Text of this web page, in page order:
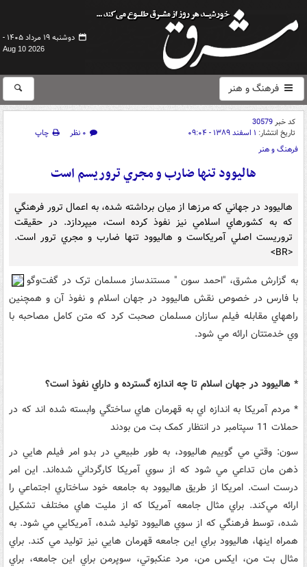
دوشنبه ۱۹ مرداد ۱۴۰۵ -
Aug 10 2026
فرهنگ و هنر
کد خبر30579
تاریخ انتشار: ۱ اسفند ۱۳۸۹ - ۰۹:۰۴ ۰ نظر
چاپ
فرهنگ و هنر
هاليوود تنها ضارب و مجري تروريسم است
هاليوود در جهاني که مرزها از ميان برداشته شده، به اعمال ترور فرهنگي
که به کشورهاي اسلامي نيز نفوذ کرده است، مي‏پردازد. در حقيقت
تروريست اصلي آمريکاست و هاليوود تنها ضارب و مجري ترور است.
<BR>
به گزارش مشرق، "احمد سون " مستندساز مسلمان ترک در گفت‌وگو
با فارس در خصوص نقش هاليوود در جهان اسلام و نفوذ آن و همچنين
راههاي مقابله فيلم سازان مسلمان صحبت کرد که متن کامل مصاحبه با
وي خدمتتان ارائه مي شود.
* هاليوود در جهان اسلام تا چه اندازه گسترده و داراي نفوذ است؟
* مردم آمريکا به اندازه اي به قهرمان هاي ساختگي وابسته شده اند که در
حملات 11 سپتامبر در انتظار کمک بت من بودند
سون: وقتي مي گوييم هاليوود، به طور طبيعي در بدو امر فيلم هايي در
ذهن مان تداعي مي شود که از سوي آمريکا کارگرداني شده‌اند. اين امر
درست است. امريکا از طريق هاليوود به جامعه خود ساختاري اجتماعي را
ارائه مي‌کند. براي مثال جامعه آمريکا که از مليت هاي مختلف تشکيل
شده، توسط فرهنگي که از سوي هاليوود توليد شده، آمريکايي مي شود. به
همراه اينها، هاليوود براي اين جامعه قهرمان هايي نيز توليد مي کند. براي
مثال بت من، ايکس من، مرد عنکبوتي، سوپرمن براي اين جامعه، براي